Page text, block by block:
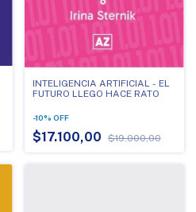
INTELIGENCIA ARTIFICIAL - EL
FUTURO LLEGO HACE RATO
-10% OFF
$17.100,00 $19.000,00